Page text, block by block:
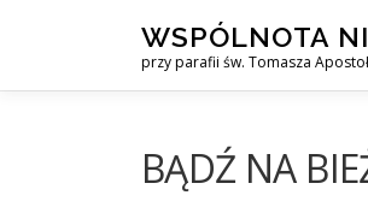
WSPÓLNOTA
przy parafii św. Tomasza
BĄDŹ NA